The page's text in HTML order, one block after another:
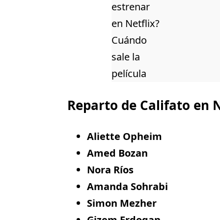
Reparto de Califato en
Aliette Opheim
Amed Bozan
Nora Ríos
Amanda Sohrabi
Simon Mezher